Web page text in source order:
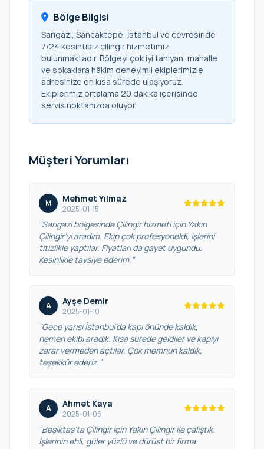
Bölge Bilgisi
Sarıgazi, Sancaktepe, İstanbul ve çevresinde
7/24 kesintisiz çilingir hizmetimiz
bulunmaktadır. Bölgeyi çok iyi tanıyan, mahalle
ve sokaklara hâkim deneyimli ekiplerimizle
adresinize en kısa sürede ulaşıyoruz.
Ekiplerimiz ortalama 20 dakika içerisinde
servis noktanızda oluyor.
Müşteri Yorumları
M Mehmet Yılmaz
2025-01-15
"Sarıgazi bölgesinde Çilingir hizmeti için Yakın
Çilingir’yi aradım. Ekip çok profesyoneldi, işlerini
titizlikle yaptılar. Fiyatları da gayet uygundu.
Kesinlikle tavsiye ederim."
A Ayşe Demir
2025-01-10
"Gece yarısı İstanbul’da kapı önünde kaldık,
hemen ekibi aradık. Kısa sürede geldiler ve kapıyı
zarar vermeden açtılar. Çok memnun kaldık,
teşekkür ederiz."
A Ahmet Kaya
2025-01-05
"Beşiktaş’ta Çilingir için Yakın Çilingir ile çalıştık.
İşlerinin ehli, güler yüzlü ve dürüst bir firma.